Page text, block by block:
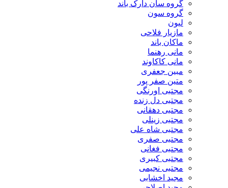
گروه سان دارک باند
گروه سون
لیون
مازیار فلاحی
ماکان باند
مانی رهنما
مانی کاکاوند
مبین جعفری
متین صفر پور
مجتبی اورنگی
مجتبی دل زنده
مجتبی دهقانی
مجتبی زینلی
مجتبی شاه علی
مجتبی صفری
مجتبی فغانی
مجتبی کبیری
مجتبی نجیمی
مجید اخشابی